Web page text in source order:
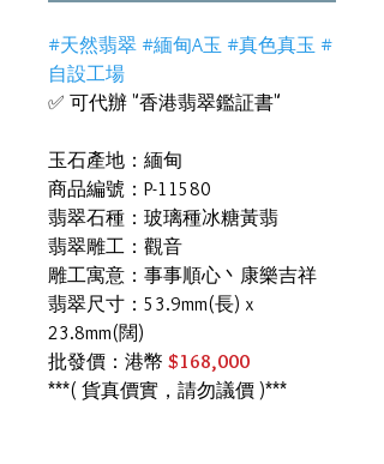
#天然翡翠 #緬甸A玉 #真色真玉 #
自設工場
✅ 可代辦 "香港翡翠鑑証書"
玉石產地：緬甸
商品編號：P-11580
翡翠石種：玻璃種冰糖黃翡
翡翠雕工：觀音
雕工寓意：事事順心丶康樂吉祥
翡翠尺寸：53.9mm(長) x
23.8mm(闊)
批發價：港幣 $168,000
***( 貨真價實，請勿議價 )***